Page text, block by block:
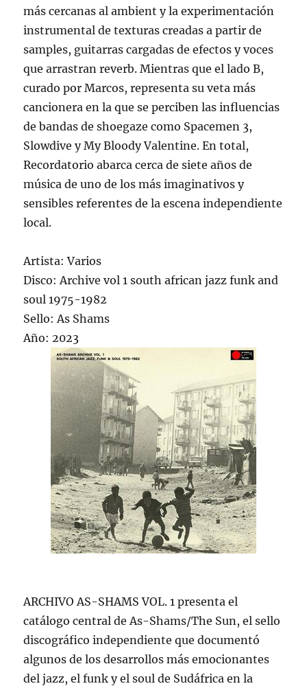
más cercanas al ambient y la experimentación
instrumental de texturas creadas a partir de
samples, guitarras cargadas de efectos y voces
que arrastran reverb. Mientras que el lado B,
curado por Marcos, representa su veta más
cancionera en la que se perciben las influencias
de bandas de shoegaze como Spacemen 3,
Slowdive y My Bloody Valentine. En total,
Recordatorio abarca cerca de siete años de
música de uno de los más imaginativos y
sensibles referentes de la escena independiente
local.
Artista: Varios
Disco: Archive vol 1 south african jazz funk and
soul 1975-1982
Sello: As Shams
Año: 2023
ARCHIVO AS-SHAMS VOL. 1 presenta el
catálogo central de As-Shams/The Sun, el sello
discográfico independiente que documentó
algunos de los desarrollos más emocionantes
del jazz, el funk y el soul de Sudáfrica en la